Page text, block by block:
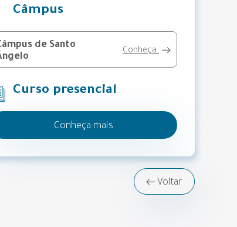
Câmpus
de Santo
Conheça
Curso presencial
Conheça mais
Voltar